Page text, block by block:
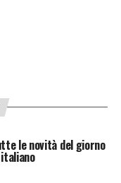
le novità del giorno